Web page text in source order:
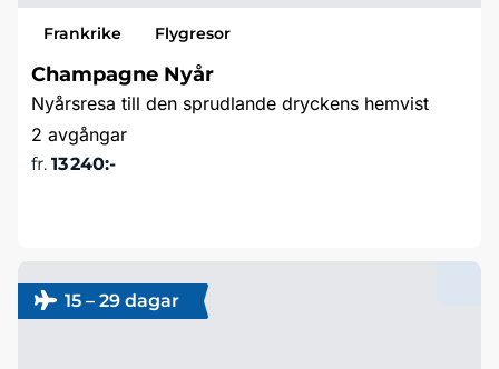
Frankrike Flygresor
Champagne Nyår
Nyårsresa till den sprudlande dryckens hemvist
2 avgångar
fr. 13 240:-
15 – 29 dagar